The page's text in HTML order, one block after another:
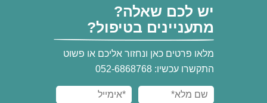
יש לכם שאלה?
מתעניינים בטיפול?
מלאו פרטים כאן ונחזור אליכם או פשוט
התקשרו עכשיו: 052-6868768